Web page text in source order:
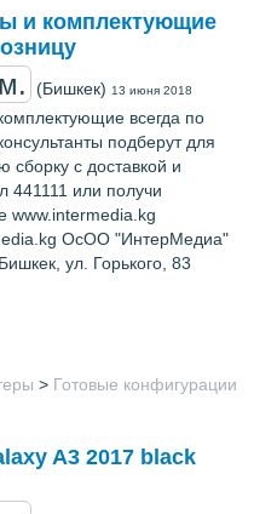
и комплектующие
(Бишкек) 13 июня 2018
всегда по
подберут для
с доставкой и
441111 или получи
www.intermedia.kg
ОсОО "ИнтерМедиа"
ул. Горького, 83
> Готовые конфигурации
A3 2017 black